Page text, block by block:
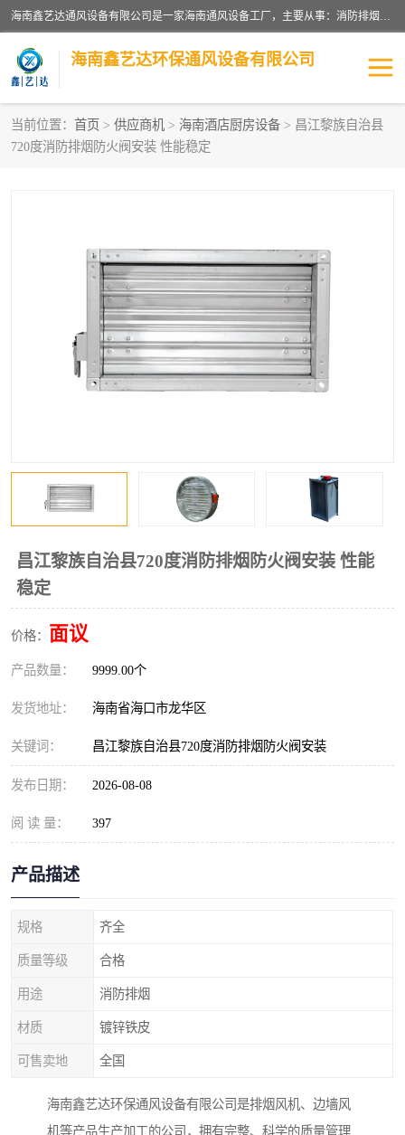
海南鑫艺达通风设备有限公司是一家海南通风设备工厂，主要从事：消防排烟工程、油烟净化工程、厨房排烟工程、酒店厨房设备、新风排风系统、镀锌铁皮管道加工、暖通工程、通风管道安装、消防火阀百叶风口等业务。公司拥有管道及配件一体化工厂生产线，良好的售后服务，良好的设计团队，良好的施工团队、良好管理人员，掌握畅通丰富的信息、市场渠道。
海南鑫艺达环保通风设备有限公司
当前位置： 首页 > 供应商机 > 海南酒店厨房设备 > 昌江黎族自治县
720度消防排烟防火阀安装 性能稳定
昌江黎族自治县720度消防排烟防火阀安装 性能
稳定
价格： 面议
产品数量： 9999.00个
发货地址： 海南省海口市龙华区
关键词： 昌江黎族自治县720度消防排烟防火阀安装
发布日期： 2026-08-08
阅 读 量： 397
产品描述
规格 齐全
质量等级 合格
用途 消防排烟
材质 镀锌铁皮
可售卖地 全国
海南鑫艺达环保通风设备有限公司是排烟风机、边墙风
机等产品生产加工的公司，拥有完整、科学的质量管理
海南暖通工程
海南油烟净化工程 管道配件
镁质防火风管
通风设备 通风管道
消防阀门 消防风机
不锈钢烟罩
排烟风机 百叶风口
油烟净化器